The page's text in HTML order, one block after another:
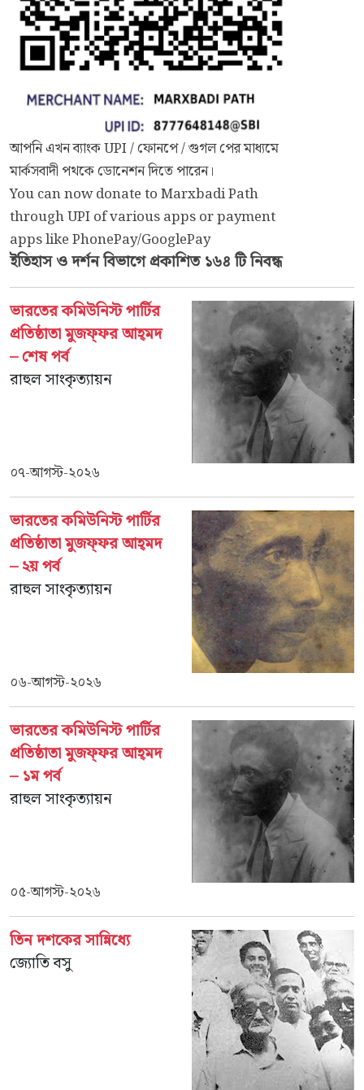
আপনি এখন ব্যাংক UPI / ফোনপে / গুগল পের মাধ্যমে
মার্কসবাদী পথকে ডোনেশন দিতে পারেন।
You can now donate to Marxbadi Path
through UPI of various apps or payment
apps like PhonePay/GooglePay
ইতিহাস ও দর্শনবিভাগে প্রকাশিত ১৬৪ টি নিবন্ধ
ভারতের কমিউনিস্ট পার্টির
প্রতিষ্ঠাতা মুজফ্‌ফর আহ্‌মদ
– শেষ পর্ব
রাহুল সাংকৃত্যায়ন
০৭-আগস্ট-২০২৬
ভারতের কমিউনিস্ট পার্টির
প্রতিষ্ঠাতা মুজফ্‌ফর আহ্‌মদ
– ২য় পর্ব
রাহুল সাংকৃত্যায়ন
০৬-আগস্ট-২০২৬
ভারতের কমিউনিস্ট পার্টির
প্রতিষ্ঠাতা মুজফ্‌ফর আহ্‌মদ
– ১ম পর্ব
রাহুল সাংকৃত্যায়ন
০৫-আগস্ট-২০২৬
তিন দশকের সান্নিধ্যে
জ্যোতি বসু